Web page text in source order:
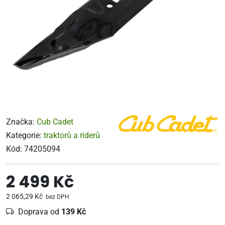
Značka: Cub Cadet
Kategorie: traktorů a riderů
Kód: 74205094
2 499 Kč
2 065,29 Kč bez DPH
Doprava od 139 Kč